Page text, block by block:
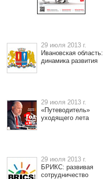
29 июля 2013 г.
Ивановская область:
динамика развития
29 июля 2013 г.
«Путеводитель»
уходящего лета
29 июля 2013 г.
БРИКС: развивая
сотрудничество